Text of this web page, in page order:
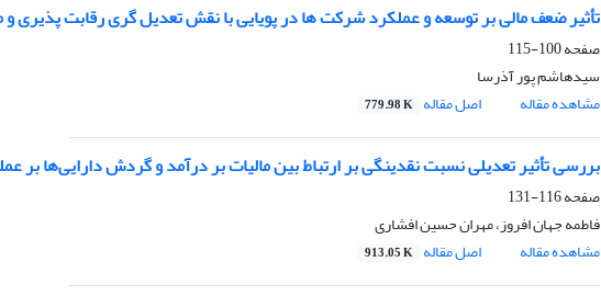
تأثیر ضعف مالی بر توسعه و عملکرد شرکت ها در پویایی با نقش تعدیل گری رقابت پذیری و
صفحه100-115
سیدهاشم پور آذرسا
مشاهده مقاله
اصل مقاله 779.98 K
بررسی تأثیر تعدیلی نسبت نقدینگی بر ارتباط بین مالیات بر درآمد و گردش دارایی‌ها
صفحه116-131
فاطمه جهان افروز، مهران حسین افشاری
مشاهده مقاله
اصل مقاله 913.05 K